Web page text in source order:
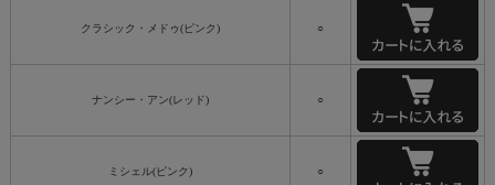
クラシック・メドゥ(ピンク) ○
ナンシー・アン(レッド) ○
ミシェル(ピンク) ○